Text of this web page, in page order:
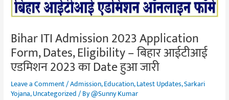
Bihar ITI Admission 2023 Application
Form, Dates, Eligibility – बिहार आईटीआई
एडमिशन 2023 का Date हुआ जारी
Leave a Comment/Admission,Education,Latest Updates,Sarkari
Yojana,Uncategorized/ By@Sunny Kumar